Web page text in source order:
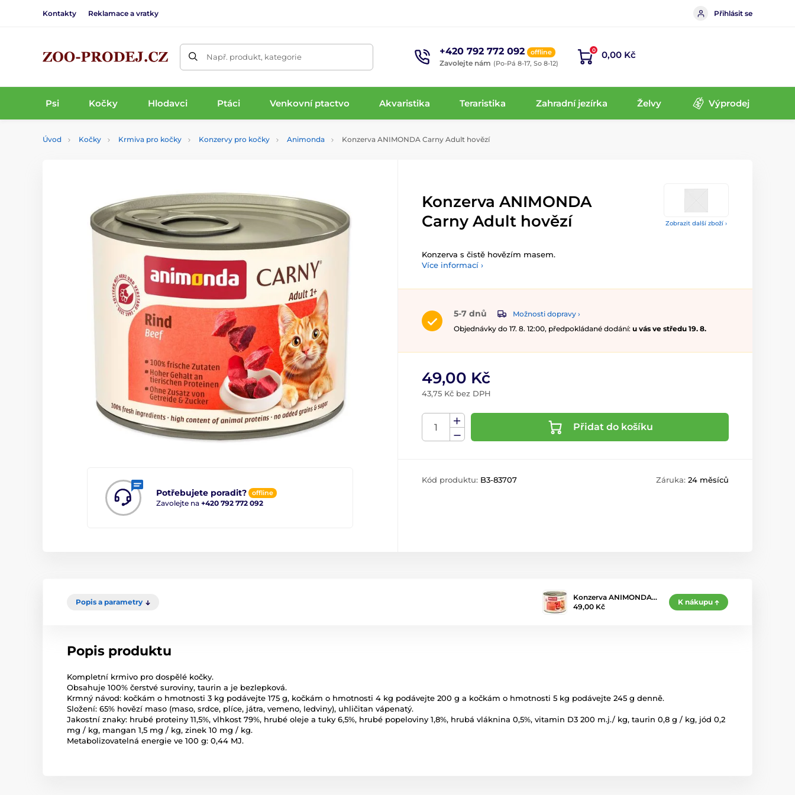
Kontakty Reklamace a vratky Přihlásit se
Např. produkt, kategorie +420 792 772 092 offline
Zavolejte nám (Po-Pá 8-17, So 8-12)
0 0,00 Kč
Psi Kočky Hlodavci Ptáci Venkovní ptactvo Akvaristika Teraristika Zahradní jezírka Želvy Výprodej
Úvod Kočky Krmiva pro kočky Konzervy pro kočky Animonda Konzerva ANIMONDA Carny Adult hovězí
Zobrazit další zboží ›
Potřebujete poradit? offline
Zavolejte na +420 792 772 092
Konzerva ANIMONDA
Carny Adult hovězí
Konzerva s čistě hovězím masem.
Více informací ›
5-7 dnů
Možnosti dopravy ›
Objednávky do 17. 8. 12:00, předpokládané dodání: u vás ve středu 19. 8.
49,00 Kč
43,75 Kč bez DPH
Přidat do košíku
Kód produktu: B3-83707 Záruka: 24 měsíců
Popis a parametry
Konzerva ANIMONDA…
49,00 Kč
K nákupu
Popis produktu
Kompletní krmivo pro dospělé kočky.
Obsahuje 100% čerstvé suroviny, taurin a je bezlepková.
Krmný návod: kočkám o hmotnosti 3 kg podávejte 175 g, kočkám o hmotnosti 4 kg podávejte 200 g a kočkám o hmotnosti 5 kg podávejte 245 g denně.
Složení: 65% hovězí maso (maso, srdce, plíce, játra, vemeno, ledviny), uhličitan vápenatý.
Jakostní znaky: hrubé proteiny 11,5%, vlhkost 79%, hrubé oleje a tuky 6,5%, hrubé popeloviny 1,8%, hrubá vláknina 0,5%, vitamin D3 200 m.j./ kg, taurin 0,8 g / kg, jód 0,2
mg / kg, mangan 1,5 mg / kg, zinek 10 mg / kg.
Metabolizovatelná energie ve 100 g: 0,44 MJ.